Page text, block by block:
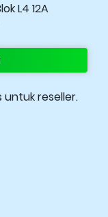
L4 12A
reseller.